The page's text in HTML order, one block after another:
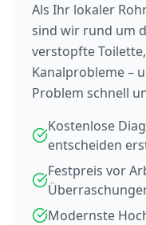
Als Ihr lokaler
sind wir rund um
verstopfte
Kanalprobleme –
Problem schnell
Kostenlose
entscheiden
Festpreis vor
Modernste